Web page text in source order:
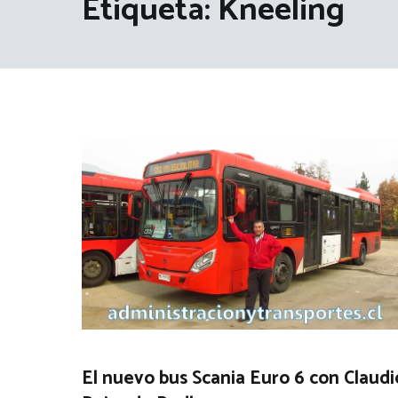
El nuevo bus Scania Euro 6 con